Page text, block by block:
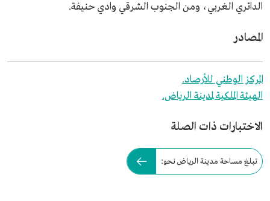
الدائري الغربي، ومن الجنوب الشرقي وادي حنيفة.
المصادر
المركز الوطني للأرصاد.
الهيئة الملكية لمدينة الرياض.
الاختبارات ذات الصلة
تبلغ مساحة مدينة الرياض نحو: